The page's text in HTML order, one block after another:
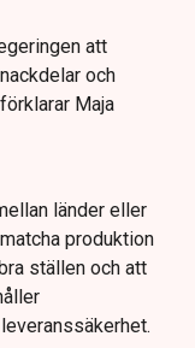
att
och
Maja
länder eller
produktion
ställen och att